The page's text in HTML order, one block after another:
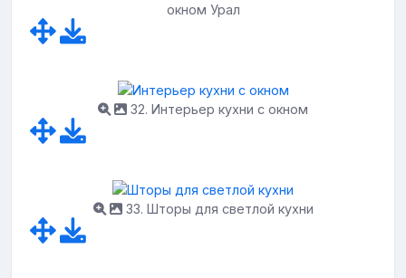
окном Урал
32. Интерьер кухни с окном
33. Шторы для светлой кухни